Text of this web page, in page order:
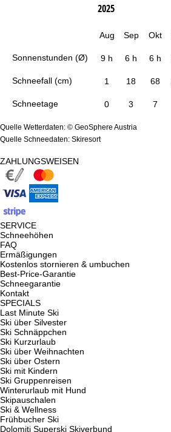
Sonnenstunden (Ø)
Schneefall (cm)
Schneetage
2025
Aug Sep Okt
9 h 6 h 6 h
1 18 68
0 3 7
Quelle Wetterdaten: © GeoSphere Austria
Quelle Schneedaten: Skiresort
ZAHLUNGSWEISEN
SERVICE
Schneehöhen
FAQ
Ermäßigungen
Kostenlos stornieren & umbuchen
Best-Price-Garantie
Schneegarantie
Kontakt
SPECIALS
Last Minute Ski
Ski über Silvester
Ski Schnäppchen
Ski Kurzurlaub
Ski über Weihnachten
Ski über Ostern
Ski mit Kindern
Ski Gruppenreisen
Winterurlaub mit Hund
Skipauschalen
Ski & Wellness
Frühbucher Ski
Dolomiti Superski Skiverbund